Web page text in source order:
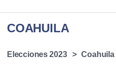
COAHUILA
Elecciones 2023 Coahuila